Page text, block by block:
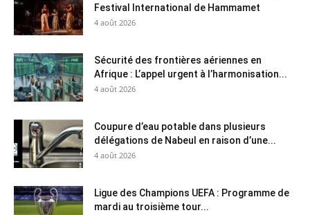
Festival International de Hammamet
4 août 2026
Sécurité des frontières aériennes en
Afrique : L’appel urgent à l’harmonisation...
4 août 2026
Coupure d’eau potable dans plusieurs
délégations de Nabeul en raison d’une...
4 août 2026
Ligue des Champions UEFA : Programme de
mardi au troisième tour...